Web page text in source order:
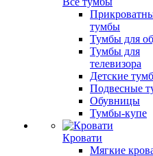
тумбы
Тумбы для
Тумбы для
телевизора
Детские
Подвесные
Обувницы
Тумбы-купе
Кровати
Мягкие